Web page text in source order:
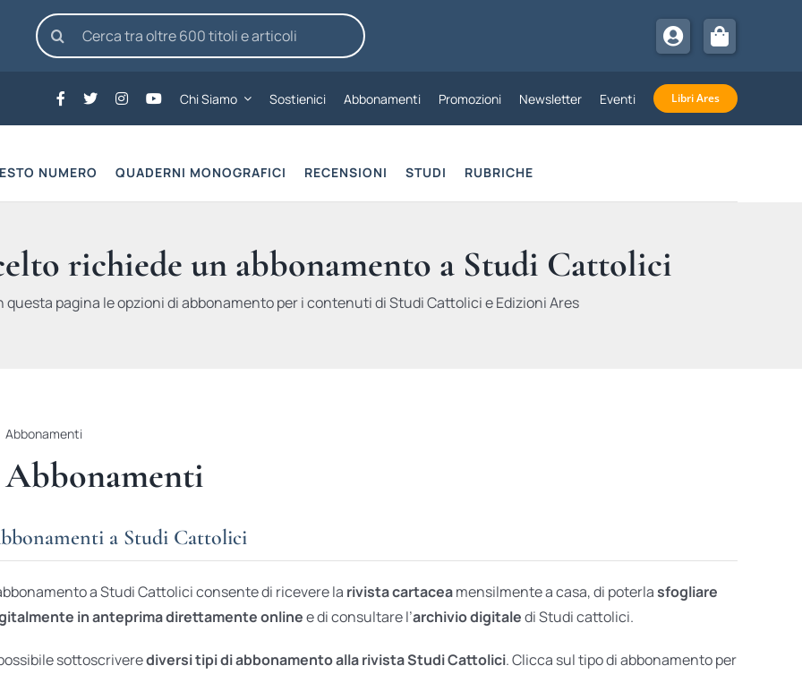
Cerca
per:
Chi Siamo Sostienici Abbonamenti Promozioni Newsletter Eventi Libri Ares
NUMERO QUADERNI MONOGRAFICI RECENSIONI STUDI RUBRICHE
richiede un abbonamento a Studi Cattolici
questa pagina le opzioni di abbonamento per i contenuti di Studi Cattolici e Edizioni Ares
Abbonamenti
Abbonamenti
a Studi Cattolici
a Studi Cattolici consente di ricevere la rivista cartaceamensilmente a casa, di poterlasfogliare
in anteprima direttamente onlinee di consultare l’archivio digitaledi Studi cattolici.
sottoscriverediversi tipi di abbonamento alla rivista Studi Cattolici. Clicca sul tipo di abbonamento per